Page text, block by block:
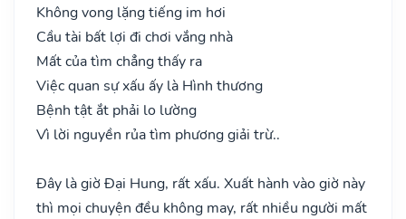
Không vong lặng tiếng im hơi
Cầu tài bất lợi đi chơi vắng nhà
Mất của tìm chẳng thấy ra
Việc quan sự xấu ấy là Hình thương
Bệnh tật ắt phải lo lường
Vì lời nguyền rủa tìm phương giải trừ..
Đây là giờ Đại Hung, rất xấu. Xuất hành vào giờ này
thì mọi chuyện đều không may, rất nhiều người mất